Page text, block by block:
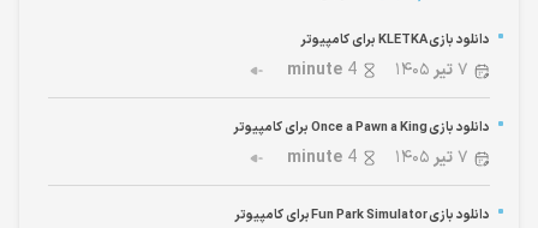
دانلود بازی KLETKA برای کامپیوتر
۷تیر ۱۴۰۵ 4
minute
دانلود بازی Once a Pawn a King برای کامپیوتر
۷تیر ۱۴۰۵ 4
minute
دانلود بازی Fun Park Simulator برای کامپیوتر